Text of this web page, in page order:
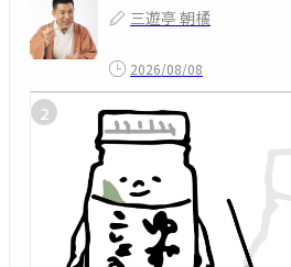
三遊亭 朝橘
2026/08/08